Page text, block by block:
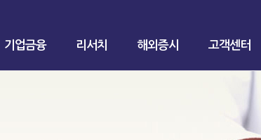
기업금융 리서치 해외증시 고객센터